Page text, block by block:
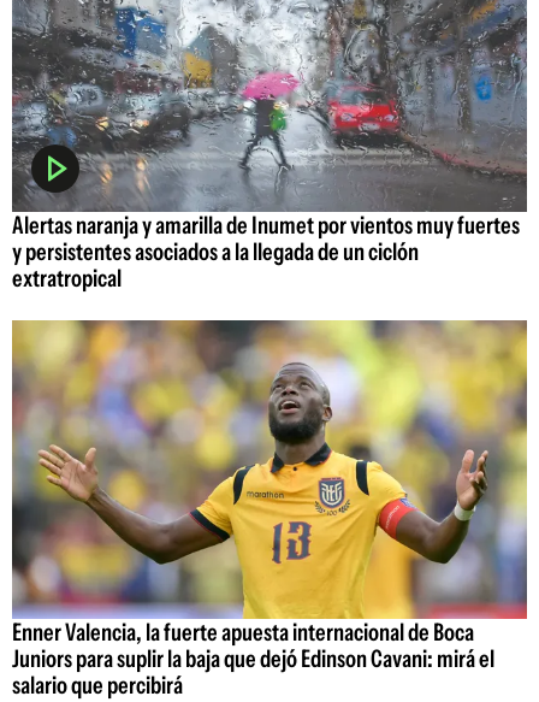
Alertas naranja y amarilla de Inumet por vientos muy fuertes
y persistentes asociados a la llegada de un ciclón
extratropical
Enner Valencia, la fuerte apuesta internacional de Boca
Juniors para suplir la baja que dejó Edinson Cavani: mirá el
salario que percibirá